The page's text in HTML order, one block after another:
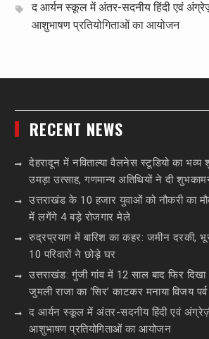
द आर्यन स्कूल में अंतर-सदनीय हिंदी एवं
आशुभाषण प्रतियोगिताओं का आयोजन
RECENT NEWS
देहरादून में नविताल्या वैलनेस स्टूडियो का भव्य
उमड़ा उत्साह, गणमान्य अतिथियों ने दी
उत्तराखंड के 10 हजार युवाओं को नौकरी का
में लगेंगे 4 बड़े रोजगार मेले
रुद्रप्रयाग में बारिश का कहर: जमीन
10 परिवारों ने छोड़े घर
उत्तराखंड: गुंजी गांव में 12 साल बाद फिर दिखा
जुमली राजा का ‘सिर’ काटकर मनाया विजय पर्व
द आर्यन स्कूल में अंतर-सदनीय हिंदी एवं अंग्रेज़ी
आशुभाषण प्रतियोगिताओं का आयोजन